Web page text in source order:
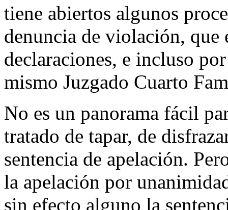
tiene abiertos algunos
denuncia de violación, que
declaraciones, e incluso
mismo Juzgado Cuarto
No es un panorama fácil
tratado de tapar, de
sentencia de apelación.
la apelación por
sin efecto alguno la